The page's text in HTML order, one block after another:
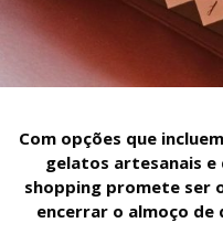
Com opções que
gelatos artesanais e
shopping promete ser
encerrar o almoço de